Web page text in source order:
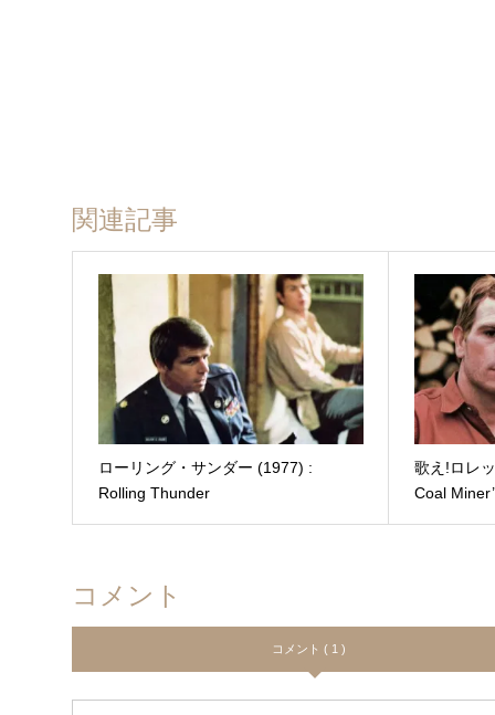
関連記事
ローリング・サンダー (1977) :
Rolling Thunder
歌え!ロレ
Coal
コメント
コメント ( 1 )